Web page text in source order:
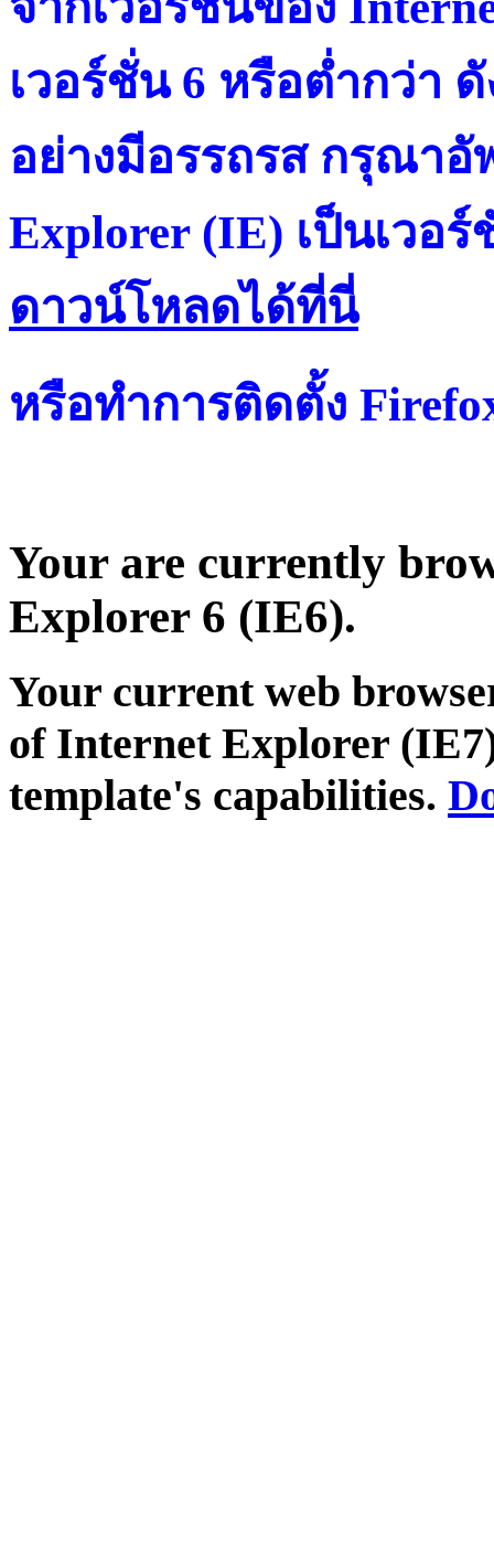
เวอร์ชั่น 6 หรือต่ำกว่า
อย่างมีอรรถรส กรุณาอั
Explorer (IE) เป็นเวอ
ดาวน์โหลดได้ที่น
หรือทำการติดตั้ง
Your are currently
Explorer 6 (IE6).
Your current web
of Internet Explorer
template's capabilities.